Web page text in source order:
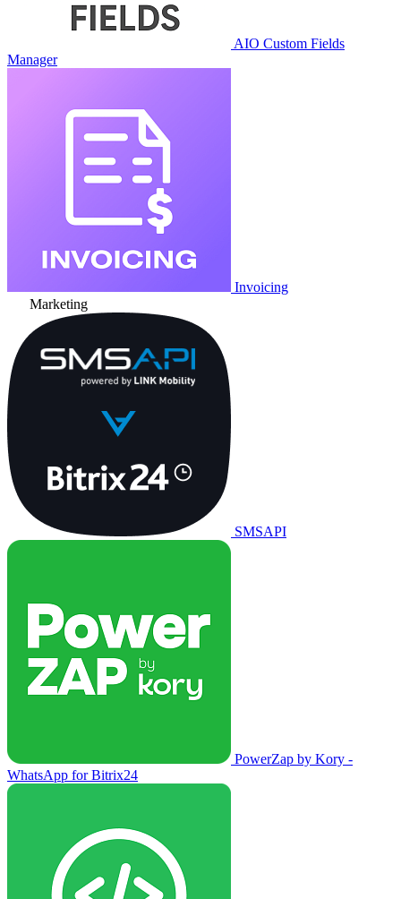
AIO Custom Fields
Manager
Invoicing
Marketing
SMSAPI
PowerZap by Kory -
WhatsApp for Bitrix24